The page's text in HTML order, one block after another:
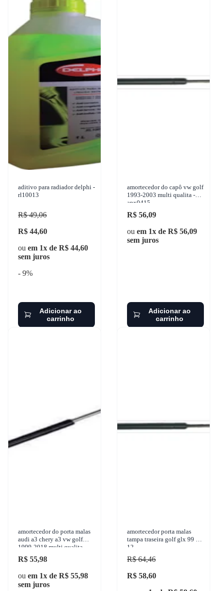
aditivo para radiador delphi -
rl10013
R$ 49,06
R$ 44,60
ou em 1x de R$ 44,60
sem juros
- 9%
Adicionar ao
carrinho
amortecedor do capô vw golf
1993-2003 multi qualita -
apx0415
R$ 56,09
ou em 1x de R$ 56,09
sem juros
Adicionar ao
carrinho
amortecedor do porta malas
audi a3 chery a3 vw golf
1999-2018 multi qualita -
apx0369
R$ 55,98
ou em 1x de R$ 55,98
sem juros
amortecedor porta malas
tampa traseira golf glx 99 a
12
R$ 64,46
R$ 58,60